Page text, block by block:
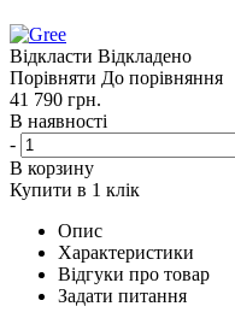
Відкласти Відкладено
Порівняти До порівняння
41 790 грн.
В наявності
-
В корзину
Купити в 1 клік
Опис
Характеристики
Відгуки про товар
Задати питання